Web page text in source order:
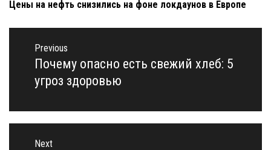
Цены на нефть снизились на фоне локдаунов в Европе
Навигация
записям
Previous
Previous
post:
Почему опасно есть свежий хлеб: 5
угроз здоровью
Next